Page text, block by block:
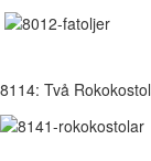
8114: Två